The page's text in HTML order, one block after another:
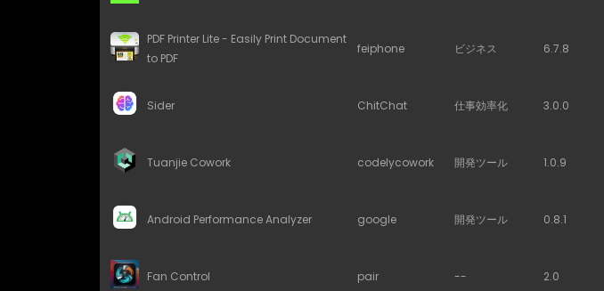
PDF Printer Lite - Easily Print Document
to PDF
feiphone ビジネス 6.7.8
Sider ChitChat 仕事効率化 3.0.0
Tuanjie Cowork codelycowork 開発ツール 1.0.9
Android Performance Analyzer google 開発ツール 0.8.1
Fan Control pair -- 2.0